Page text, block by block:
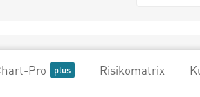
Pro Risikomatrix